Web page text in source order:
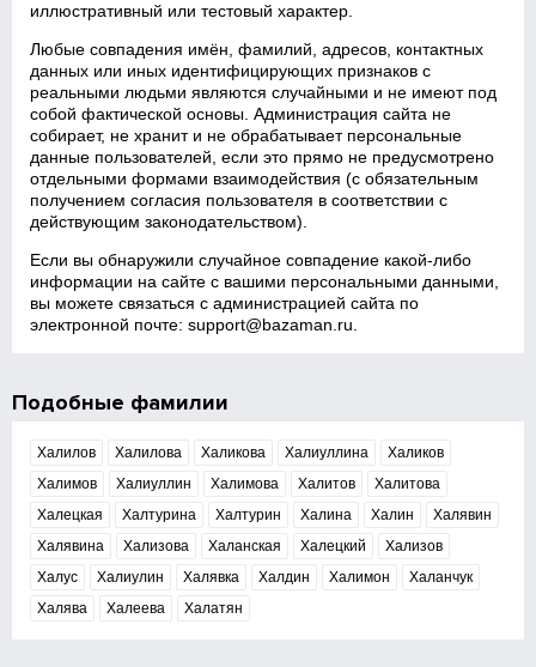
иллюстративный или тестовый характер.
Любые совпадения имён, фамилий, адресов, контактных
данных или иных идентифицирующих признаков с
реальными людьми являются случайными и не имеют под
собой фактической основы. Администрация сайта не
собирает, не хранит и не обрабатывает персональные
данные пользователей, если это прямо не предусмотрено
отдельными формами взаимодействия (с обязательным
получением согласия пользователя в соответствии с
действующим законодательством).
Если вы обнаружили случайное совпадение какой‑либо
информации на сайте с вашими персональными данными,
вы можете связаться с администрацией сайта по
электронной почте:support@bazaman.ru
Подобные фамилии
Халилов Халилова Халикова Халиуллина
Халиков
Халимов
Халиуллин Халимова Халитов
Халитова
Халецкая
Халтурина Халтурин Халина Халин
Халявин
Халявина
Хализова Халанская Халецкий
Хализов
Халус
Халиулин Халявка Халдин Халимон
Халанчук
Халява
Халеева Халатян